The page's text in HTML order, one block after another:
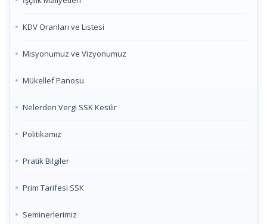
KDV Oranları ve Listesi
Misyonumuz ve Vizyonumuz
Mükellef Panosu
Nelerden Vergi SSK Kesilir
Politikamız
Pratik Bilgiler
Prim Tarifesi SSK
Seminerlerimiz